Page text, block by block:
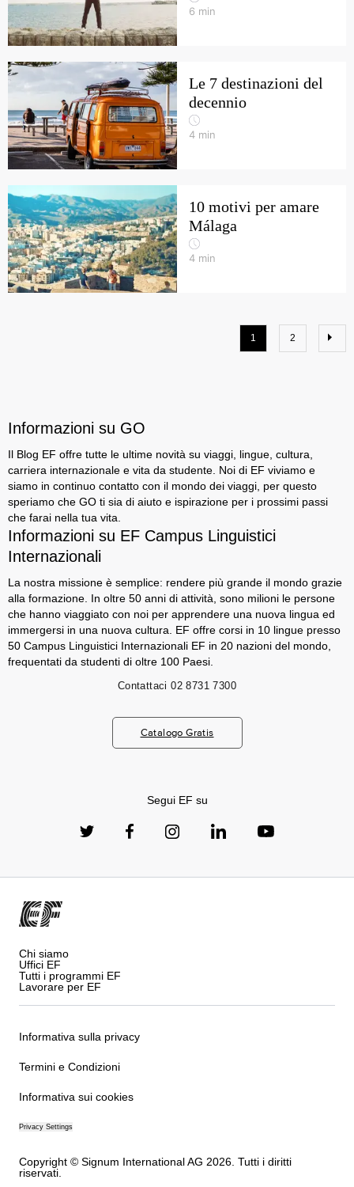
6 min
Le 7 destinazioni del
decennio
4 min
10 motivi per amare
Málaga
4 min
1 2
Informazioni su GO
Il Blog EF offre tutte le ultime novità su viaggi, lingue, cultura,
carriera internazionale e vita da studente. Noi di EF viviamo e
siamo in continuo contatto con il mondo dei viaggi, per questo
speriamo che GO ti sia di aiuto e ispirazione per i prossimi passi
che farai nella tua vita.
Informazioni su EF Campus Linguistici
Internazionali
La nostra missione è semplice: rendere più grande il mondo grazie
alla formazione. In oltre 50 anni di attività, sono milioni le persone
che hanno viaggiato con noi per apprendere una nuova lingua ed
immergersi in una nuova cultura. EF offre corsi in 10 lingue presso
50 Campus Linguistici Internazionali EF in 20 nazioni del mondo,
frequentati da studenti di oltre 100 Paesi.
Contattaci 02 8731 7300
Catalogo Gratis
Segui EF su
Chi siamo
Uffici EF
Tutti i programmi EF
Lavorare per EF
Informativa sulla privacy
Termini e Condizioni
Informativa sui cookies
Privacy Settings
Copyright © Signum International AG 2026. Tutti i diritti
riservati.